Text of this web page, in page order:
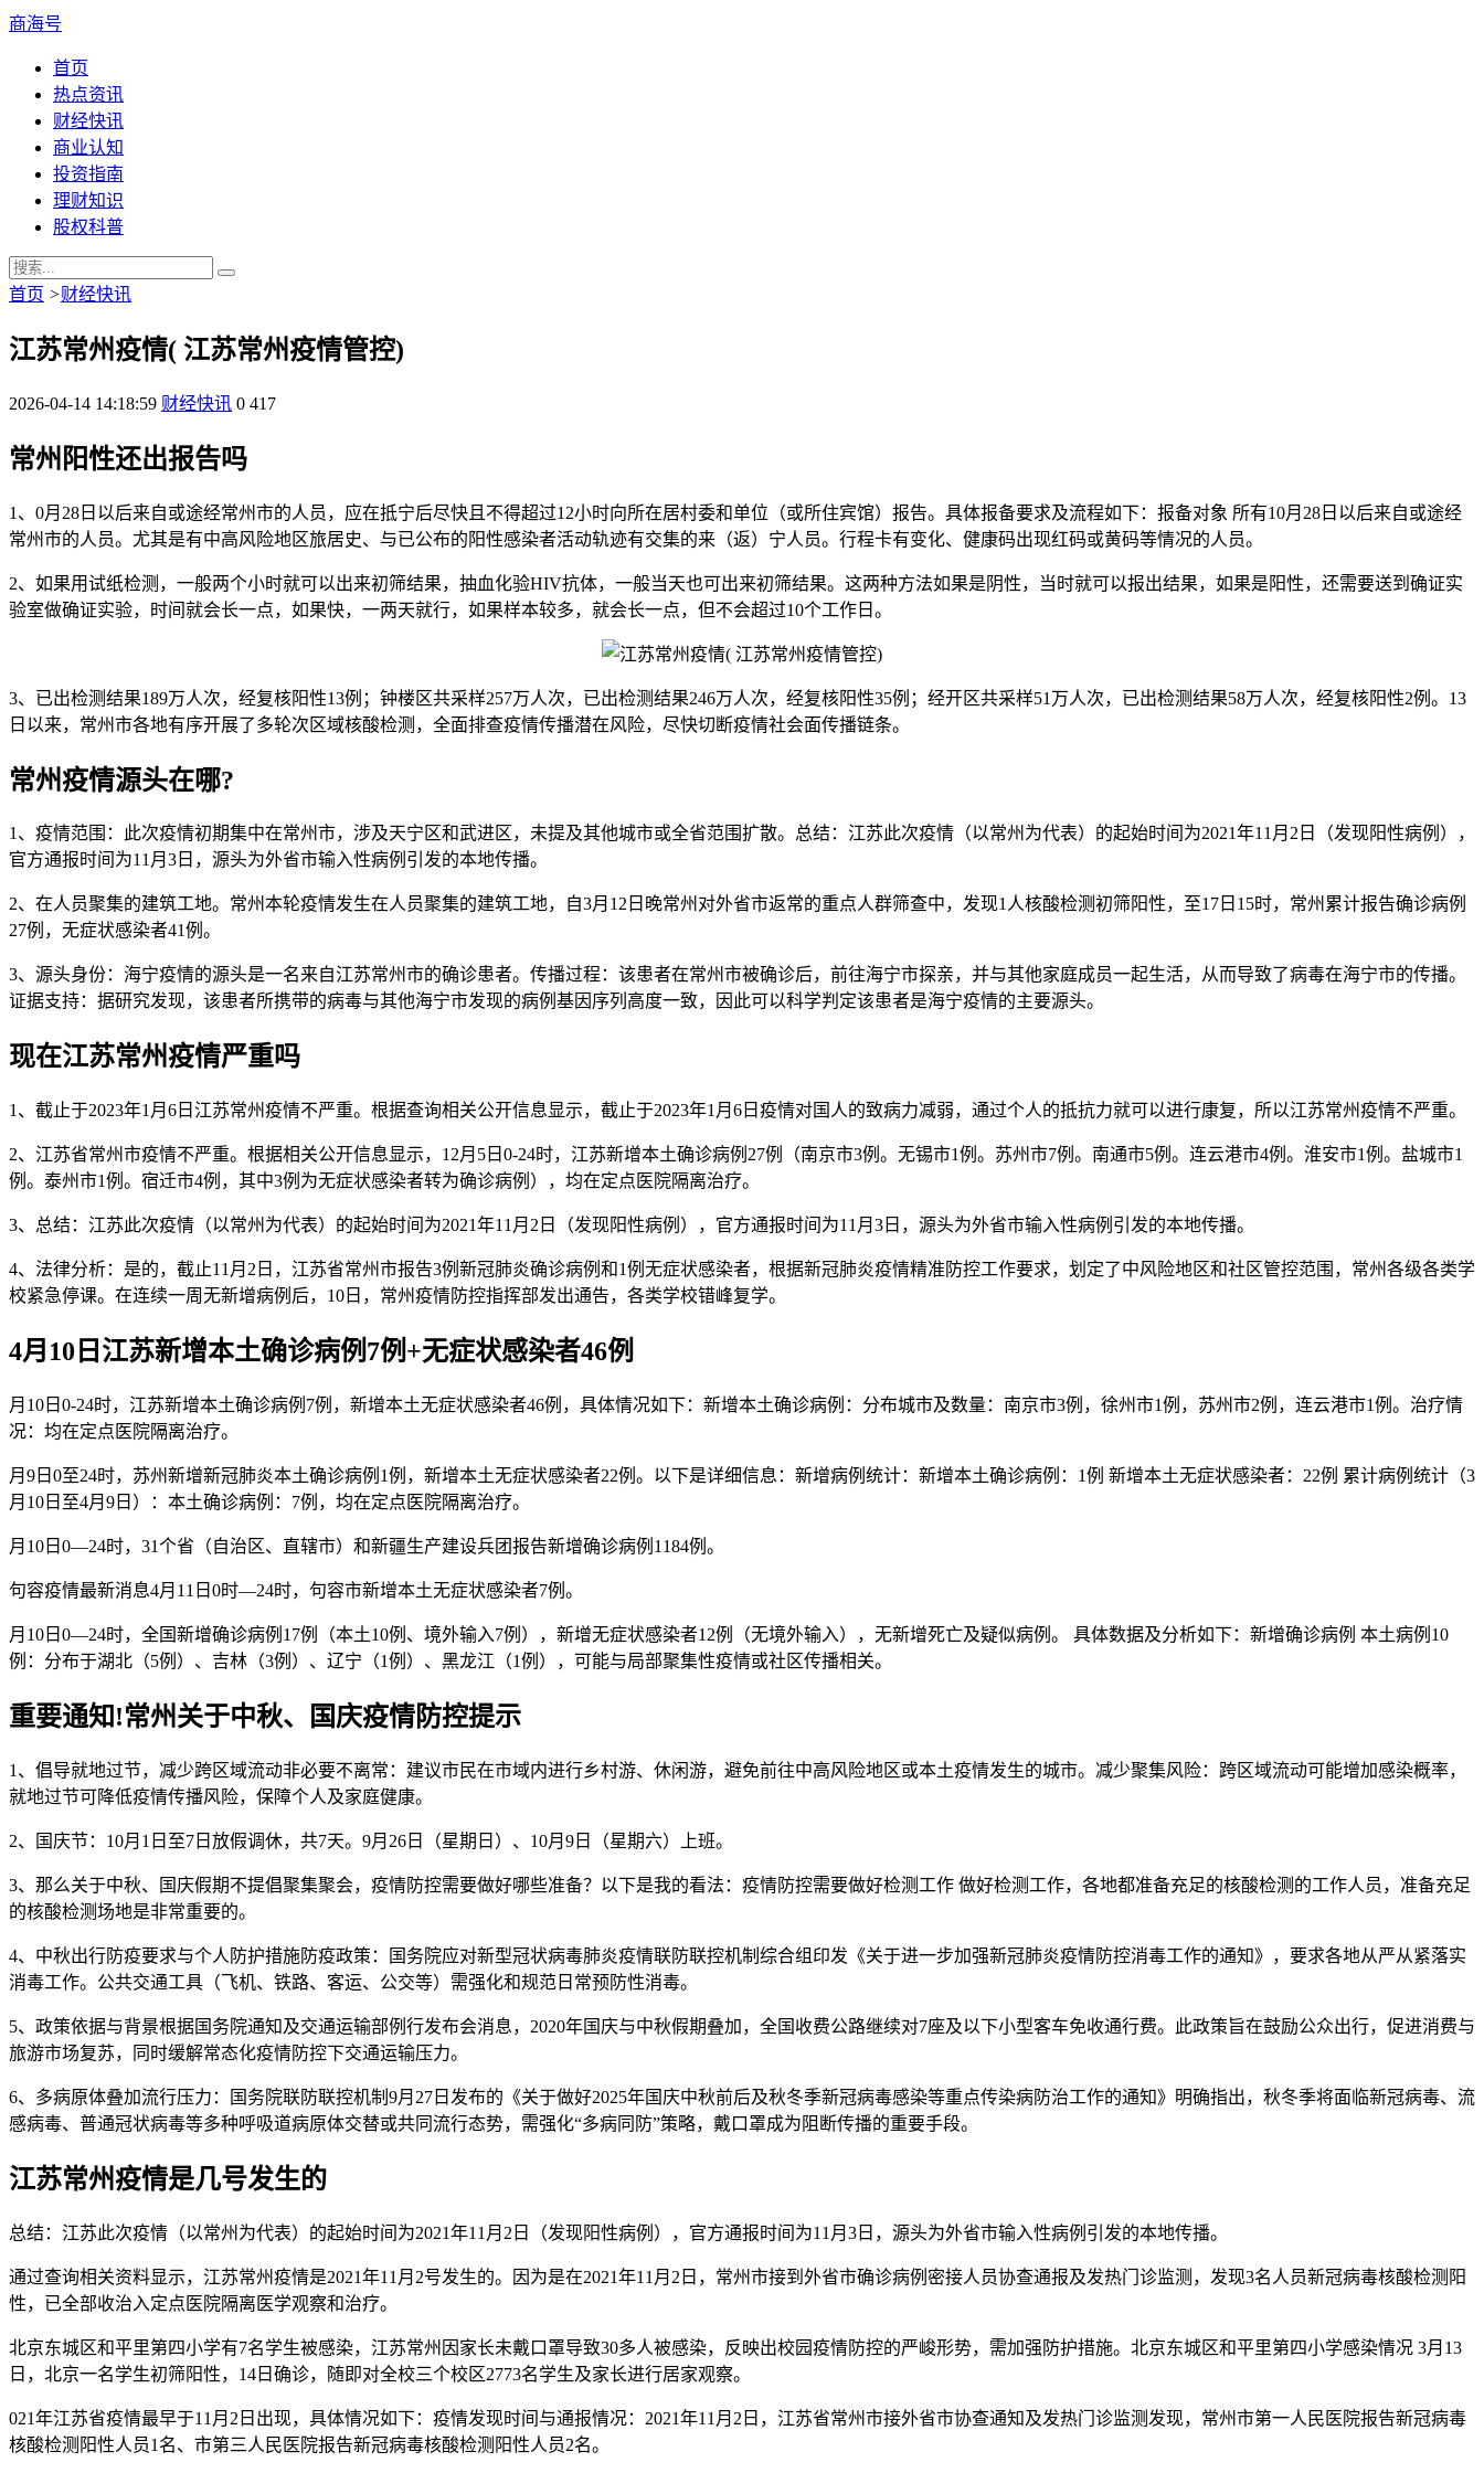
商海号
首页
热点资讯
财经快讯
商业认知
投资指南
理财知识
股权科普
首页 >财经快讯
江苏常州疫情( 江苏常州疫情管控)
2026-04-14 14:18:59 财经快讯 0 417
常州阳性还出报告吗
1、0月28日以后来自或途经常州市的人员，应在抵宁后尽快且不得超过12小时向所在居村委和单位（或所住宾馆）报告。具体报备要求及流程如下：报备对象 所有10月28日以后来自或途经
常州市的人员。尤其是有中高风险地区旅居史、与已公布的阳性感染者活动轨迹有交集的来（返）宁人员。行程卡有变化、健康码出现红码或黄码等情况的人员。
2、如果用试纸检测，一般两个小时就可以出来初筛结果，抽血化验HIV抗体，一般当天也可出来初筛结果。这两种方法如果是阴性，当时就可以报出结果，如果是阳性，还需要送到确证实
验室做确证实验，时间就会长一点，如果快，一两天就行，如果样本较多，就会长一点，但不会超过10个工作日。
3、已出检测结果189万人次，经复核阳性13例；钟楼区共采样257万人次，已出检测结果246万人次，经复核阳性35例；经开区共采样51万人次，已出检测结果58万人次，经复核阳性2例。13
日以来，常州市各地有序开展了多轮次区域核酸检测，全面排查疫情传播潜在风险，尽快切断疫情社会面传播链条。
常州疫情源头在哪?
1、疫情范围：此次疫情初期集中在常州市，涉及天宁区和武进区，未提及其他城市或全省范围扩散。总结：江苏此次疫情（以常州为代表）的起始时间为2021年11月2日（发现阳性病例），
官方通报时间为11月3日，源头为外省市输入性病例引发的本地传播。
2、在人员聚集的建筑工地。常州本轮疫情发生在人员聚集的建筑工地，自3月12日晚常州对外省市返常的重点人群筛查中，发现1人核酸检测初筛阳性，至17日15时，常州累计报告确诊病例
27例，无症状感染者41例。
3、源头身份：海宁疫情的源头是一名来自江苏常州市的确诊患者。传播过程：该患者在常州市被确诊后，前往海宁市探亲，并与其他家庭成员一起生活，从而导致了病毒在海宁市的传播。
证据支持：据研究发现，该患者所携带的病毒与其他海宁市发现的病例基因序列高度一致，因此可以科学判定该患者是海宁疫情的主要源头。
现在江苏常州疫情严重吗
1、截止于2023年1月6日江苏常州疫情不严重。根据查询相关公开信息显示，截止于2023年1月6日疫情对国人的致病力减弱，通过个人的抵抗力就可以进行康复，所以江苏常州疫情不严重。
2、江苏省常州市疫情不严重。根据相关公开信息显示，12月5日0-24时，江苏新增本土确诊病例27例（南京市3例。无锡市1例。苏州市7例。南通市5例。连云港市4例。淮安市1例。盐城市1
例。泰州市1例。宿迁市4例，其中3例为无症状感染者转为确诊病例），均在定点医院隔离治疗。
3、总结：江苏此次疫情（以常州为代表）的起始时间为2021年11月2日（发现阳性病例），官方通报时间为11月3日，源头为外省市输入性病例引发的本地传播。
4、法律分析：是的，截止11月2日，江苏省常州市报告3例新冠肺炎确诊病例和1例无症状感染者，根据新冠肺炎疫情精准防控工作要求，划定了中风险地区和社区管控范围，常州各级各类学
校紧急停课。在连续一周无新增病例后，10日，常州疫情防控指挥部发出通告，各类学校错峰复学。
4月10日江苏新增本土确诊病例7例+无症状感染者46例
月10日0-24时，江苏新增本土确诊病例7例，新增本土无症状感染者46例，具体情况如下：新增本土确诊病例：分布城市及数量：南京市3例，徐州市1例，苏州市2例，连云港市1例。治疗情
况：均在定点医院隔离治疗。
月9日0至24时，苏州新增新冠肺炎本土确诊病例1例，新增本土无症状感染者22例。以下是详细信息：新增病例统计：新增本土确诊病例：1例 新增本土无症状感染者：22例 累计病例统计（3
月10日至4月9日）：本土确诊病例：7例，均在定点医院隔离治疗。
月10日0—24时，31个省（自治区、直辖市）和新疆生产建设兵团报告新增确诊病例1184例。
句容疫情最新消息4月11日0时—24时，句容市新增本土无症状感染者7例。
月10日0—24时，全国新增确诊病例17例（本土10例、境外输入7例），新增无症状感染者12例（无境外输入），无新增死亡及疑似病例。 具体数据及分析如下：新增确诊病例 本土病例10
例：分布于湖北（5例）、吉林（3例）、辽宁（1例）、黑龙江（1例），可能与局部聚集性疫情或社区传播相关。
重要通知!常州关于中秋、国庆疫情防控提示
1、倡导就地过节，减少跨区域流动非必要不离常：建议市民在市域内进行乡村游、休闲游，避免前往中高风险地区或本土疫情发生的城市。减少聚集风险：跨区域流动可能增加感染概率，
就地过节可降低疫情传播风险，保障个人及家庭健康。
2、国庆节：10月1日至7日放假调休，共7天。9月26日（星期日）、10月9日（星期六）上班。
3、那么关于中秋、国庆假期不提倡聚集聚会，疫情防控需要做好哪些准备？以下是我的看法：疫情防控需要做好检测工作 做好检测工作，各地都准备充足的核酸检测的工作人员，准备充足
的核酸检测场地是非常重要的。
4、中秋出行防疫要求与个人防护措施防疫政策：国务院应对新型冠状病毒肺炎疫情联防联控机制综合组印发《关于进一步加强新冠肺炎疫情防控消毒工作的通知》，要求各地从严从紧落实
消毒工作。公共交通工具（飞机、铁路、客运、公交等）需强化和规范日常预防性消毒。
5、政策依据与背景根据国务院通知及交通运输部例行发布会消息，2020年国庆与中秋假期叠加，全国收费公路继续对7座及以下小型客车免收通行费。此政策旨在鼓励公众出行，促进消费与
旅游市场复苏，同时缓解常态化疫情防控下交通运输压力。
6、多病原体叠加流行压力：国务院联防联控机制9月27日发布的《关于做好2025年国庆中秋前后及秋冬季新冠病毒感染等重点传染病防治工作的通知》明确指出，秋冬季将面临新冠病毒、流
感病毒、普通冠状病毒等多种呼吸道病原体交替或共同流行态势，需强化“多病同防”策略，戴口罩成为阻断传播的重要手段。
江苏常州疫情是几号发生的
总结：江苏此次疫情（以常州为代表）的起始时间为2021年11月2日（发现阳性病例），官方通报时间为11月3日，源头为外省市输入性病例引发的本地传播。
通过查询相关资料显示，江苏常州疫情是2021年11月2号发生的。因为是在2021年11月2日，常州市接到外省市确诊病例密接人员协查通报及发热门诊监测，发现3名人员新冠病毒核酸检测阳
性，已全部收治入定点医院隔离医学观察和治疗。
北京东城区和平里第四小学有7名学生被感染，江苏常州因家长未戴口罩导致30多人被感染，反映出校园疫情防控的严峻形势，需加强防护措施。北京东城区和平里第四小学感染情况 3月13
日，北京一名学生初筛阳性，14日确诊，随即对全校三个校区2773名学生及家长进行居家观察。
021年江苏省疫情最早于11月2日出现，具体情况如下：疫情发现时间与通报情况：2021年11月2日，江苏省常州市接外省市协查通知及发热门诊监测发现，常州市第一人民医院报告新冠病毒
核酸检测阳性人员1名、市第三人民医院报告新冠病毒核酸检测阳性人员2名。